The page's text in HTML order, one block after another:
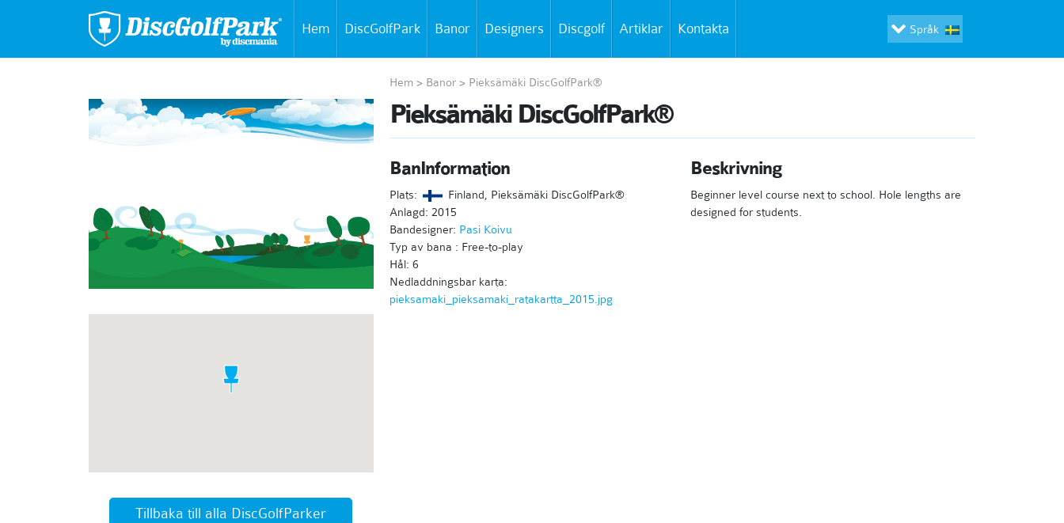
Hem DiscGolfPark Banor Designers Discgolf Artiklar Kontakta Språk
Tillbaka till alla DiscGolfParker
Hem > Banor> Pieksämäki DiscGolfPark®
Pieksämäki DiscGolfPark®
BanInformation
Plats:
Finland, Pieksämäki DiscGolfPark®
Anlagd: 2015
Bandesigner: Pasi Koivu
Typ av bana : Free-to-play
Hål: 6
Nedladdningsbar karta:
pieksamaki_pieksamaki_ratakartta_2015.jpg
Beskrivning
Beginner level course next to school. Hole lengths are
designed for students.